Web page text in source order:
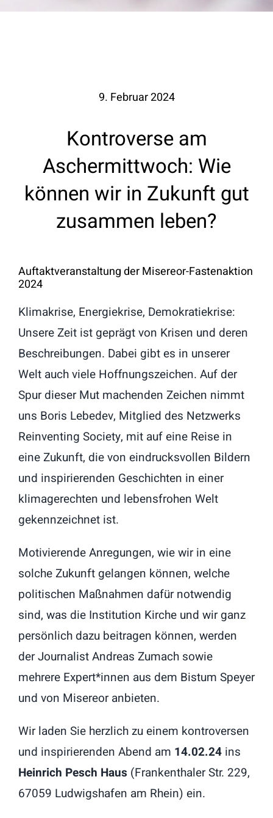
9. Februar 2024
Kontroverse am
Aschermittwoch: Wie
können wir in Zukunft gut
zusammen leben?
Auftaktveranstaltung der Misereor-Fastenaktion
2024
Klimakrise, Energiekrise, Demokratiekrise:
Unsere Zeit ist geprägt von Krisen und deren
Beschreibungen. Dabei gibt es in unserer
Welt auch viele Hoffnungszeichen. Auf der
Spur dieser Mut machenden Zeichen nimmt
uns Boris Lebedev, Mitglied des Netzwerks
Reinventing Society, mit auf eine Reise in
eine Zukunft, die von eindrucksvollen Bildern
und inspirierenden Geschichten in einer
klimagerechten und lebensfrohen Welt
gekennzeichnet ist.
Motivierende Anregungen, wie wir in eine
solche Zukunft gelangen können, welche
politischen Maßnahmen dafür notwendig
sind, was die Institution Kirche und wir ganz
persönlich dazu beitragen können, werden
der Journalist Andreas Zumach sowie
mehrere Expert*innen aus dem Bistum Speyer
und von Misereor anbieten.
Wir laden Sie herzlich zu einem kontroversen
und inspirierenden Abend am 14.02.24ins
Heinrich Pesch Haus (Frankenthaler Str. 229,
67059 Ludwigshafen am Rhein) ein.